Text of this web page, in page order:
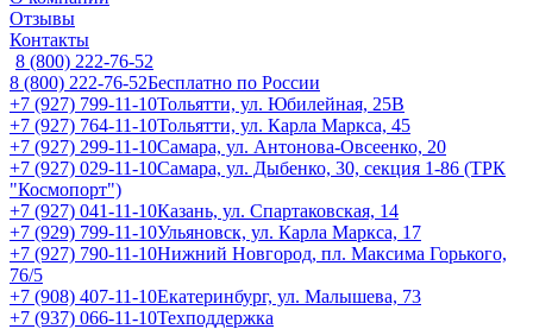
Отзывы
Контакты
8 (800) 222-76-52
8 (800) 222-76-52Бесплатно по России
+7 (927) 799-11-10Тольятти, ул. Юбилейная, 25В
+7 (927) 764-11-10Тольятти, ул. Карла Маркса, 45
+7 (927) 299-11-10Самара, ул. Антонова-Овсеенко, 20
+7 (927) 029-11-10Самара, ул. Дыбенко, 30, секция 1-86 (ТРК
"Космопорт")
+7 (927) 041-11-10Казань, ул. Спартаковская, 14
+7 (929) 799-11-10Ульяновск, ул. Карла Маркса, 17
+7 (927) 790-11-10Нижний Новгород, пл. Максима Горького,
76/5
+7 (908) 407-11-10Екатеринбург, ул. Малышева, 73
+7 (937) 066-11-10Техподдержка